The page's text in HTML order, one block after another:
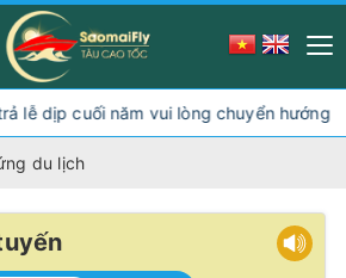
cuối năm vui lòng chuyển hướng
du lịch